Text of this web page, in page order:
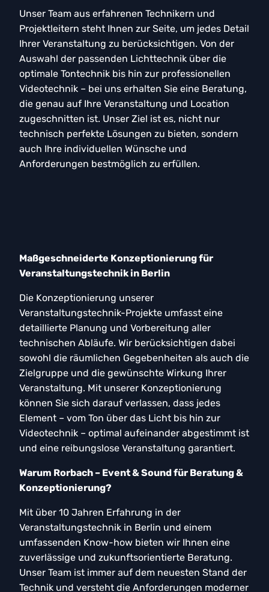
Unser Team aus erfahrenen Technikern und
Projektleitern steht Ihnen zur Seite, um jedes Detail
Ihrer Veranstaltung zu berücksichtigen. Von der
Auswahl der passenden Lichttechnik über die
optimale Tontechnik bis hin zur professionellen
Videotechnik – bei uns erhalten Sie eine Beratung,
die genau auf Ihre Veranstaltung und Location
zugeschnitten ist. Unser Ziel ist es, nicht nur
technisch perfekte Lösungen zu bieten, sondern
auch Ihre individuellen Wünsche und
Anforderungen bestmöglich zu erfüllen.
Maßgeschneiderte Konzeptionierung für
Veranstaltungstechnik in Berlin
Die Konzeptionierung unserer
Veranstaltungstechnik-Projekte umfasst eine
detaillierte Planung und Vorbereitung aller
technischen Abläufe. Wir berücksichtigen dabei
sowohl die räumlichen Gegebenheiten als auch die
Zielgruppe und die gewünschte Wirkung Ihrer
Veranstaltung. Mit unserer Konzeptionierung
können Sie sich darauf verlassen, dass jedes
Element – vom Ton über das Licht bis hin zur
Videotechnik – optimal aufeinander abgestimmt ist
und eine reibungslose Veranstaltung garantiert.
Warum Rorbach – Event & Sound für Beratung &
Konzeptionierung?
Mit über 10 Jahren Erfahrung in der
Veranstaltungstechnik in Berlin und einem
umfassenden Know-how bieten wir Ihnen eine
zuverlässige und zukunftsorientierte Beratung.
Unser Team ist immer auf dem neuesten Stand der
Technik und versteht die Anforderungen moderner